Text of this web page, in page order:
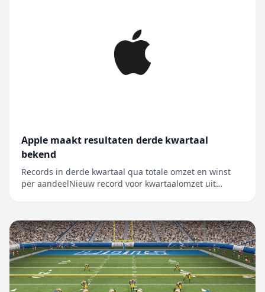
Apple maakt resultaten derde kwartaal
bekend
Records in derde kwartaal qua totale omzet en winst
per aandeelNieuw record voor kwartaalomzet uit
voor het derde kwartaal van het boekjaar 2026, dat
werd afgesloten op 27 juni 2026. De kwart...